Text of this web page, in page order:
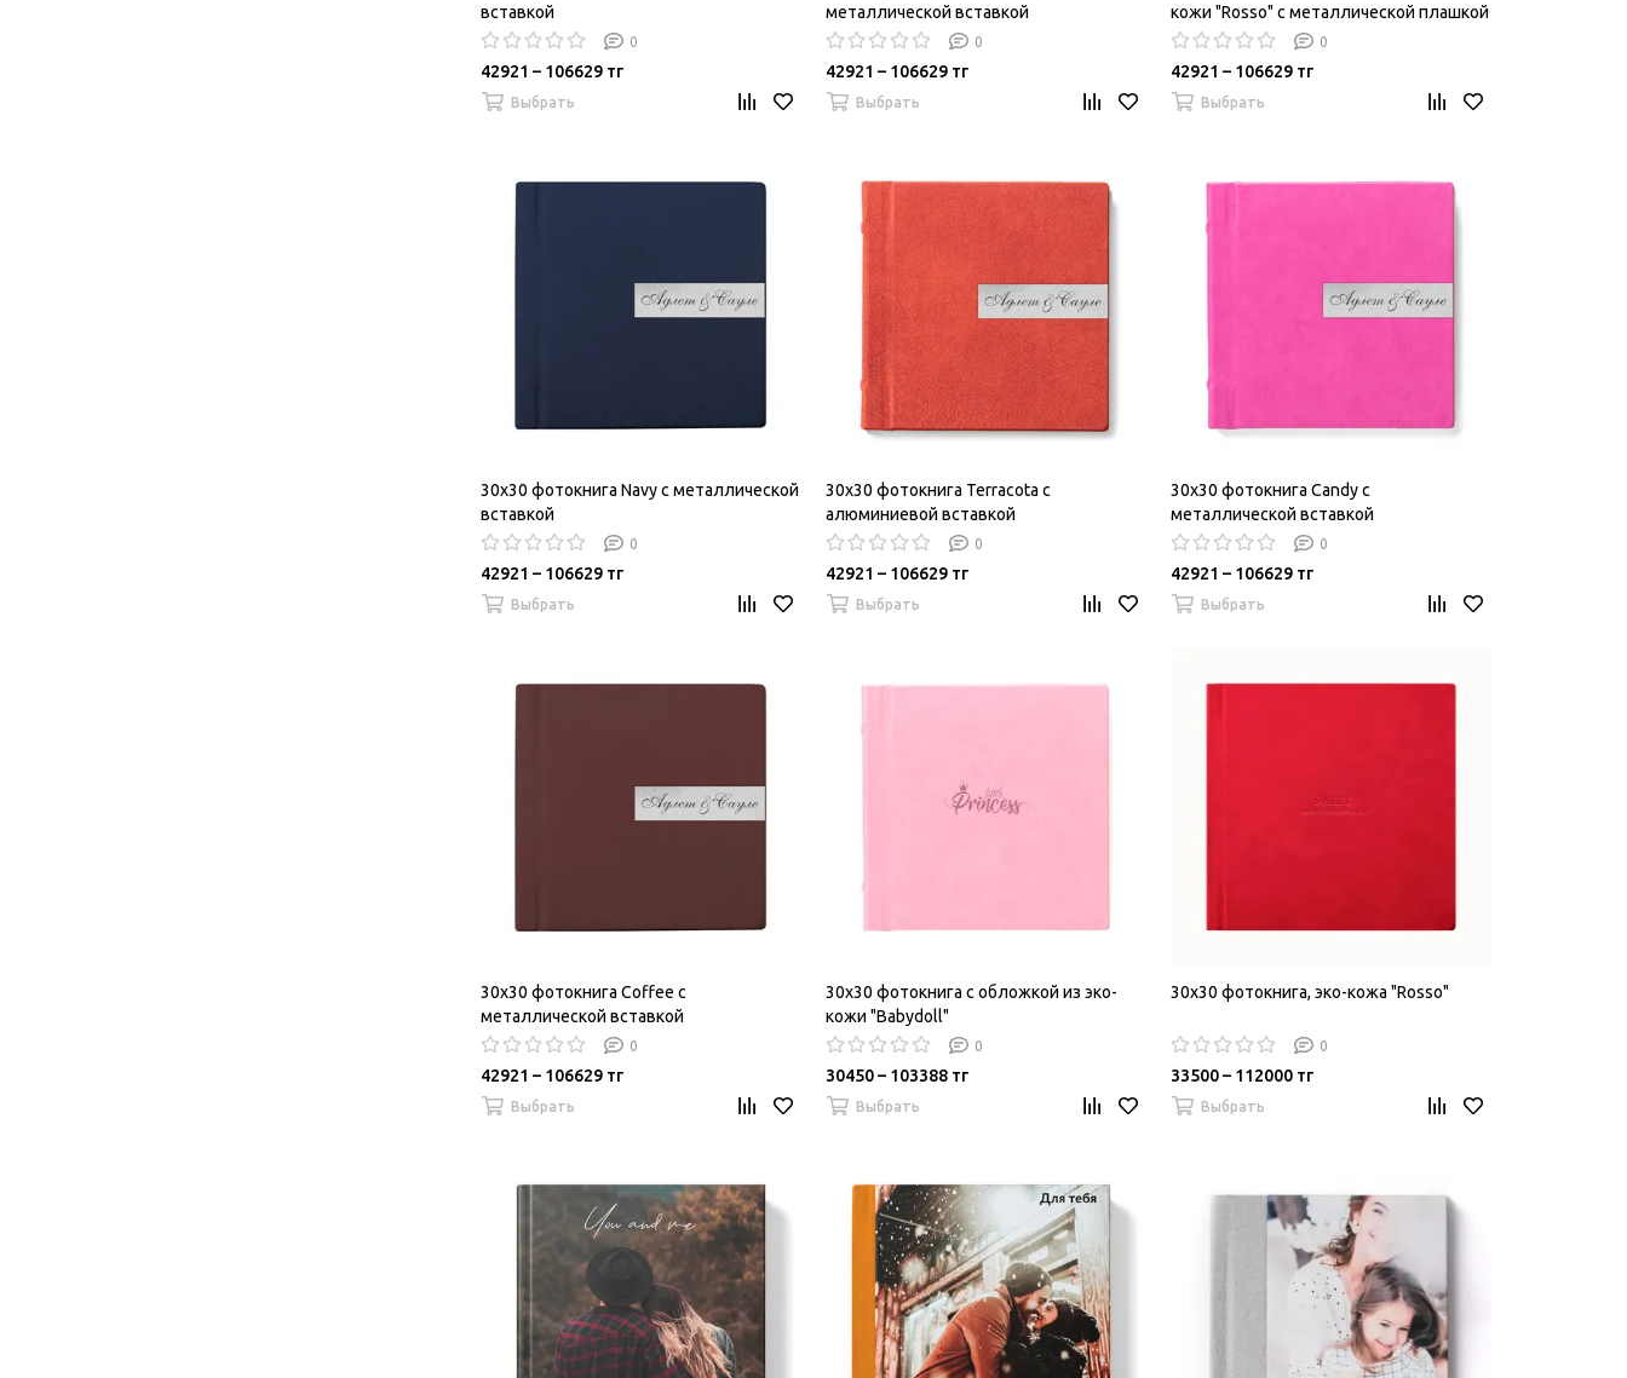
вставкой
0
42921 – 106629 тг
Выбрать
металлической вставкой
0
42921 – 106629 тг
Выбрать
кожи "Rosso" с металлической плашкой
0
42921 – 106629 тг
Выбрать
30х30 фотокнига Navy c металлической
вставкой
0
42921 – 106629 тг
Выбрать
30х30 фотокнига Terracota c
алюминиевой вставкой
0
42921 – 106629 тг
Выбрать
30х30 фотокнига Candy c
металлической вставкой
0
42921 – 106629 тг
Выбрать
30х30 фотокнига Coffee c
металлической вставкой
0
42921 – 106629 тг
Выбрать
30х30 фотокнига с обложкой из эко-
кожи "Babydoll"
0
30450 – 103388 тг
Выбрать
30х30 фотокнига, эко-кожа "Rosso"
0
33500 – 112000 тг
Выбрать